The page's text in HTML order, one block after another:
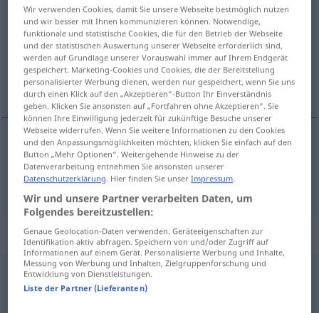
grausig
Übersicht aller Übersetzungen
(Für mehr Details die Übersetzung anklicken/antippen)
ужасный
ужасный, -ен,страшный, -ен, -на, -но, страшны
grausig
Synonyme für "grausig"
geschmacklos,pietätlos,schauderhaft
Wir verwenden Cookies, damit Sie unsere Webseite bestmöglich nutzen
und wir besser mit Ihnen kommunizieren können. Notwendige,
funktionale und statistische Cookies, die für den Betrieb der Webseite
und der statistischen Auswertung unserer Webseite erforderlich sind,
werden auf Grundlage unserer Vorauswahl immer auf Ihrem Endgerät
gespeichert. Marketing-Cookies und Cookies, die der Bereitstellung
personalisierter Werbung dienen, werden nur gespeichert, wenn Sie uns
durch einen Klick auf den „Akzeptieren“-Button Ihr Einverständnis
geben. Klicken Sie ansonsten auf „Fortfahren ohne Akzeptieren“. Sie
können Ihre Einwilligung jederzeit für zukünftige Besuche unserer
Webseite widerrufen. Wenn Sie weitere Informationen zu den Cookies
und den Anpassungsmöglichkeiten möchten, klicken Sie einfach auf den
Button „Mehr Optionen“. Weitergehende Hinweise zu der
Datenverarbeitung entnehmen Sie ansonsten unserer
Datenschutzerklärung. Hier finden Sie unserImpressum.
Wir und unsere Partner verarbeiten Daten, um
Folgendes bereitzustellen:
Genaue Geolocation-Daten verwenden. Geräteeigenschaften zur
Identifikation aktiv abfragen. Speichern von und/oder Zugriff auf
Informationen auf einem Gerät. Personalisierte Werbung und Inhalte,
Messung von Werbung und Inhalten, Zielgruppenforschung und
Entwicklung von Dienstleistungen.
Liste der Partner (Lieferanten)